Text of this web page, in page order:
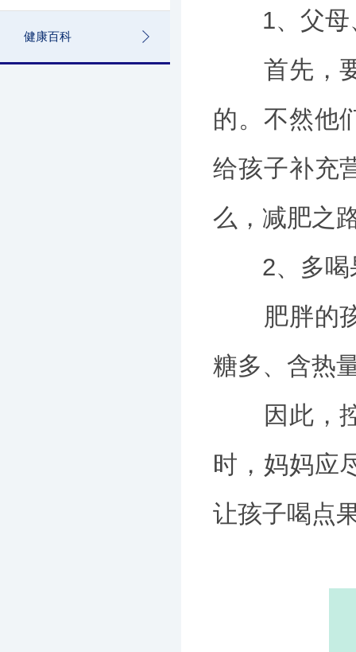
健康百科
1、父母
首先，要
的。不然他
给孩子补充
么，减肥之
2、多喝
肥胖的孩
糖多、含热
因此，控
时，妈妈应
让孩子喝点